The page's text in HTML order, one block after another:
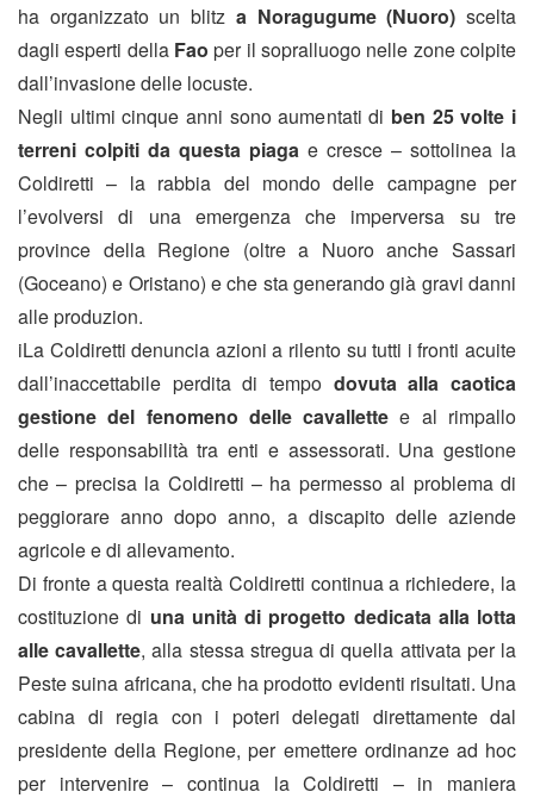
ha organizzato un blitz a Noragugume (Nuoro) scelta
dagli esperti dellaFao per il sopralluogo nelle zone colpite
dall’invasione delle locuste.
Negli ultimi cinque anni sono aumentati di ben 25 volte i
terreni colpiti da questa piaga e cresce – sottolinea la
Coldiretti – la rabbia del mondo delle campagne per
l’evolversi di una emergenza che imperversa su tre
province della Regione (oltre a Nuoro anche Sassari
(Goceano) e Oristano) e che sta generando già gravi danni
alle produzion.
iLa Coldiretti denuncia azioni a rilento su tutti i fronti acuite
dall’inaccettabile perdita di tempo dovuta alla caotica
gestione del fenomeno delle cavallette e al rimpallo
delle responsabilità tra enti e assessorati. Una gestione
che – precisa la Coldiretti – ha permesso al problema di
peggiorare anno dopo anno, a discapito delle aziende
agricole e di allevamento.
Di fronte a questa realtà Coldiretti continua a richiedere, la
costituzione di una unità di progetto dedicata alla lotta
alle cavallette, alla stessa stregua di quella attivata per la
Peste suina africana, che ha prodotto evidenti risultati. Una
cabina di regia con i poteri delegati direttamente dal
presidente della Regione, per emettere ordinanze ad hoc
per intervenire – continua la Coldiretti – in maniera